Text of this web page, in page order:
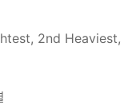
2nd Heaviest,